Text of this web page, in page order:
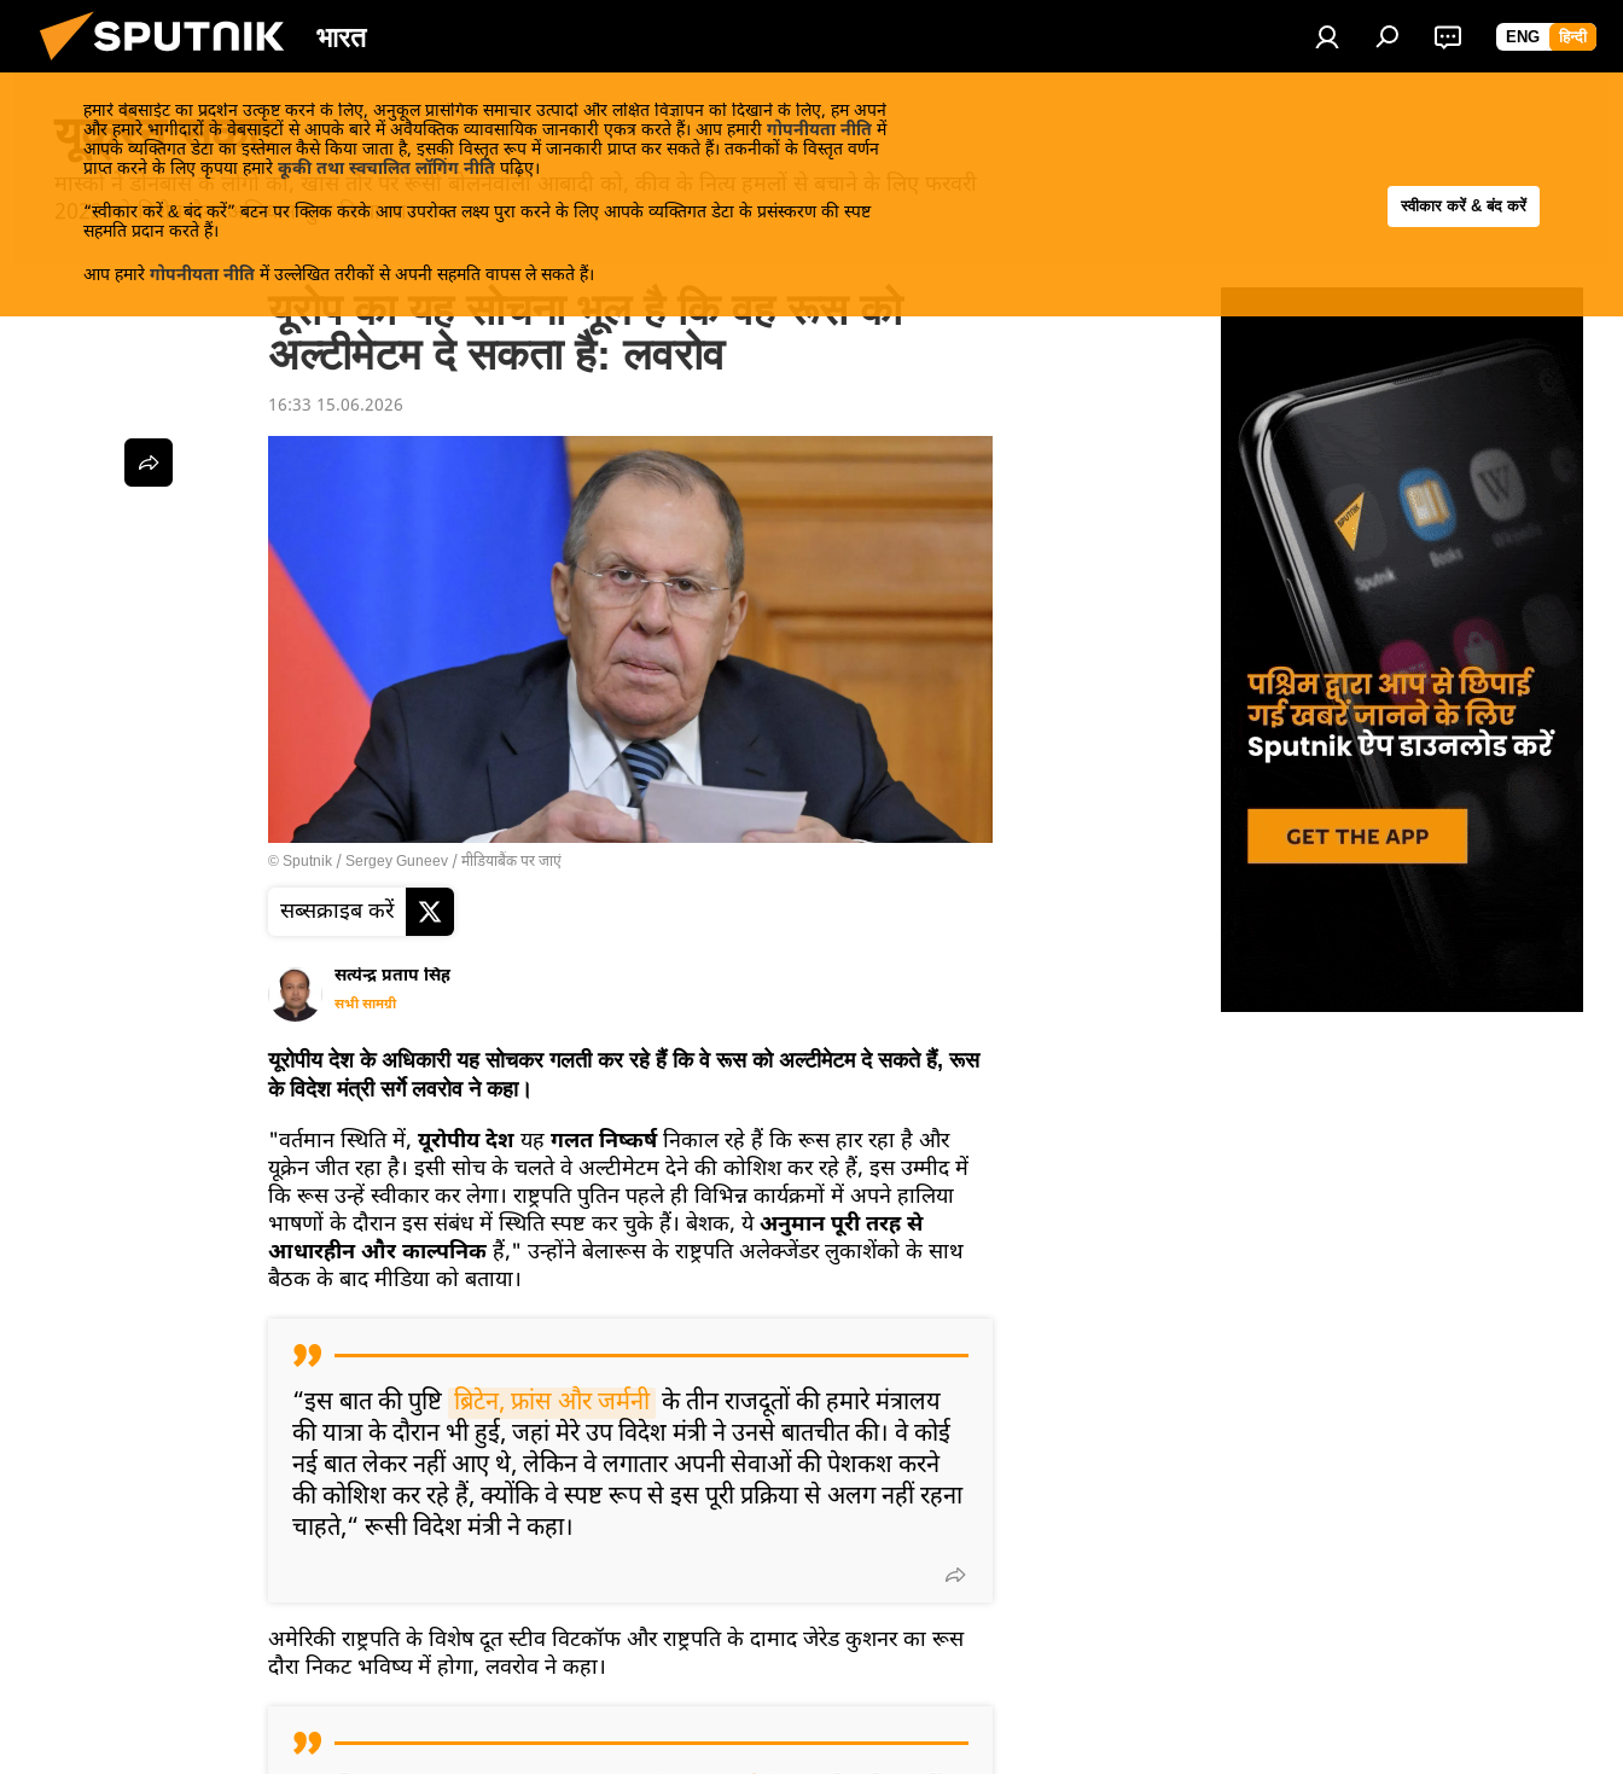
भारत ENG हिन्दी
हमारे वेबसाईट का प्रदर्शन उत्कृष्ट करने के लिए, अनुकूल प्रासंगिक समाचार उत्पादों और लक्षित विज्ञापन को दिखाने के लिए, हम अपने
और हमारे भागीदारों के वेबसाइटों से आपके बारे में अवैयक्तिक व्यावसायिक जानकारी एकत्र करते हैं। आप हमारी गोपनीयता नीति में
आपके व्यक्तिगत डेटा का इस्तेमाल कैसे किया जाता है, इसकी विस्तृत रूप में जानकारी प्राप्त कर सकते हैं। तकनीकों के विस्तृत वर्णन
प्राप्त करने के लिए कृपया हमारे कूकी तथा स्वचालित लॉगिंग नीति पढ़िए।
“स्वीकार करें & बंद करें” बटन पर क्लिक करके आप उपरोक्त लक्ष्य पुरा करने के लिए आपके व्यक्तिगत डेटा के प्रसंस्करण की स्पष्ट
सहमति प्रदान करते हैं।
आप हमारे गोपनीयता नीति में उल्लेखित तरीकों से अपनी सहमति वापस ले सकते हैं।
स्वीकार करें & बंद करें
यूक्रेन संकट
मास्को ने डोनबास के लोगों को, खास तौर पर रूसी बोलनेवाली आबादी को, कीव के नित्य हमलों से बचाने के लिए फरवरी
2022 को विशेष सैन्य अभियान शुरू किया था।
यूरोप का यह सोचना भूल है कि वह रूस को
अल्टीमेटम दे सकता है: लवरोव
16:33 15.06.2026
© Sputnik / Sergey Guneev /मीडियाबैंक पर जाएं
सब्सक्राइब करें
सत्येन्द्र प्रताप सिंह
सभी सामग्री
यूरोपीय देश के अधिकारी यह सोचकर गलती कर रहे हैं कि वे रूस को अल्टीमेटम दे सकते हैं, रूस
के विदेश मंत्री सर्गे लवरोव ने कहा।
"वर्तमान स्थिति में, यूरोपीय देश यह गलत निष्कर्षनिकाल रहे हैं कि रूस हार रहा है और
यूक्रेन जीत रहा है। इसी सोच के चलते वे अल्टीमेटम देने की कोशिश कर रहे हैं, इस उम्मीद में
कि रूस उन्हें स्वीकार कर लेगा। राष्ट्रपति पुतिन पहले ही विभिन्न कार्यक्रमों में अपने हालिया
भाषणों के दौरान इस संबंध में स्थिति स्पष्ट कर चुके हैं। बेशक, येअनुमान पूरी तरह से
आधारहीन और काल्पनिक हैं," उन्होंने बेलारूस के राष्ट्रपति अलेक्जेंडर लुकाशेंको के साथ
बैठक के बाद मीडिया को बताया।
“इस बात की पुष्टि ब्रिटेन, फ्रांस और जर्मनी के तीन राजदूतों की हमारे मंत्रालय
की यात्रा के दौरान भी हुई, जहां मेरे उप विदेश मंत्री ने उनसे बातचीत की। वे कोई
नई बात लेकर नहीं आए थे, लेकिन वे लगातार अपनी सेवाओं की पेशकश करने
की कोशिश कर रहे हैं, क्योंकि वे स्पष्ट रूप से इस पूरी प्रक्रिया से अलग नहीं रहना
चाहते,“ रूसी विदेश मंत्री ने कहा।
अमेरिकी राष्ट्रपति के विशेष दूत स्टीव विटकॉफ और राष्ट्रपति के दामाद जेरेड कुशनर का रूस
दौरा निकट भविष्य में होगा, लवरोव ने कहा।